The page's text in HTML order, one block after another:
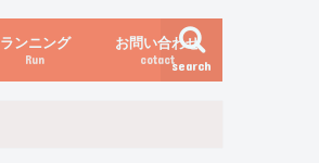
search
ランニング
Run
お問い合わせ
cotact